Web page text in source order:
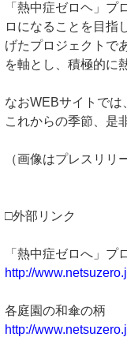
「熱中症ゼロヘ」
ロになることを目指
げたプロジェクトで
を軸とし、積極的に
なおWEBサイトでは
これからの季節、是
（画像はプレスリリ
□外部リンク
「熱中症ゼロへ」
http://
各庭園の和傘の柄
http://